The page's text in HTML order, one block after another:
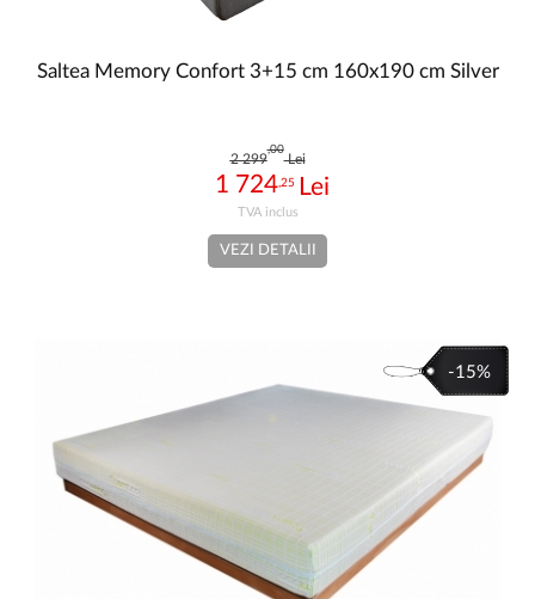
Saltea Memory Confort 3+15 cm 160x190 cm Silver
2 299
,00
Lei
1 724,25
VEZI DETALII
-15%